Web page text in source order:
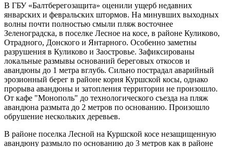
В ГБУ «Балтберегозащита» оценили ущерб недавних
январских и февральских штормов. На минувших выходных
волны почти полностью смыли пляж восточнее
Зеленоградска, в поселке Лесное на косе, в районе Куликово,
Отрадного, Донского и Янтарного. Особенно заметны
разрушения в Куликово и Заостровье. Зафиксированы
локальные размывы оснований береговых откосов и
авандюны до 1 метра вглубь. Сильно пострадал аварийный
эрозионный берег в районе корня Куршской косы, однако
прорыва авандюны и затопления территории не произошло.
От кафе "Монополь" до технологического съезда на пляж
авандюна размыта до 2 метров по основанию. Произошло
обрушение нескольких деревьев.
В районе поселка Лесной на Куршской косе незащищенную
авандюну размыло по основанию до 3 метров как в районе